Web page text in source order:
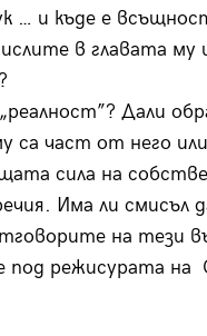
… и къде е
в главата му
Дали
са част от него
сила на
Има ли смисъл
на тези
под режисурата на